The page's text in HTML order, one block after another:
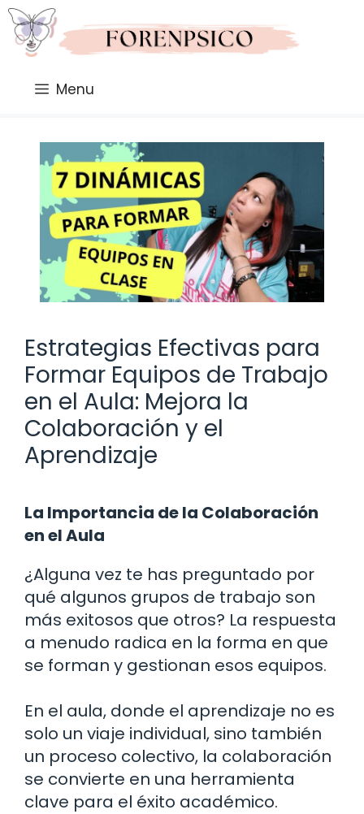
Saltar
al
contenido
Menu
Estrategias Efectivas para
Formar Equipos de Trabajo
en el Aula: Mejora la
Colaboración y el
Aprendizaje
La Importancia de la Colaboración
en el Aula
¿Alguna vez te has preguntado por
qué algunos grupos de trabajo son
más exitosos que otros? La respuesta
a menudo radica en la forma en que
se forman y gestionan esos equipos.
En el aula, donde el aprendizaje no es
solo un viaje individual, sino también
un proceso colectivo, la colaboración
se convierte en una herramienta
clave para el éxito académico.